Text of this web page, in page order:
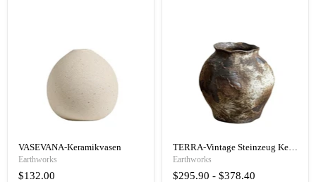
VASEVANA-Keramikvasen
Earthworks
$132.00
Earthworks
$295.90 - $378.40